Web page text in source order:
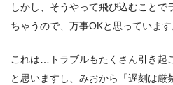
しかし、そうやって飛び込むことで
ちゃうので、万事OKと思っています
これは…トラブルもたくさん引き起
と思いますし、みおから「遅刻は厳